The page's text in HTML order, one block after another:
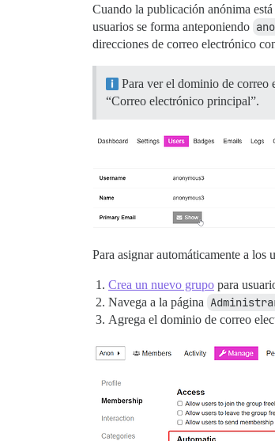
Cuando la publicación anónima
usuarios se forma anteponiendo
direcciones de correo electrónico
Para ver el dominio de correo
“Correo electrónico principal”.
Para asignar automáticamente a los
Crea un nuevo grupo para
Navega a la página
Agrega el dominio de correo